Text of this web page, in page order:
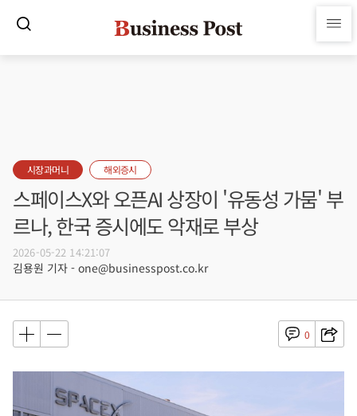
시장과머니 해외증시
스페이스X와 오픈AI 상장이 '유동성 가뭄' 부
르나, 한국 증시에도 악재로 부상
2026-05-22 14:21:07
김용원 기자 - one@businesspost.co.kr
0